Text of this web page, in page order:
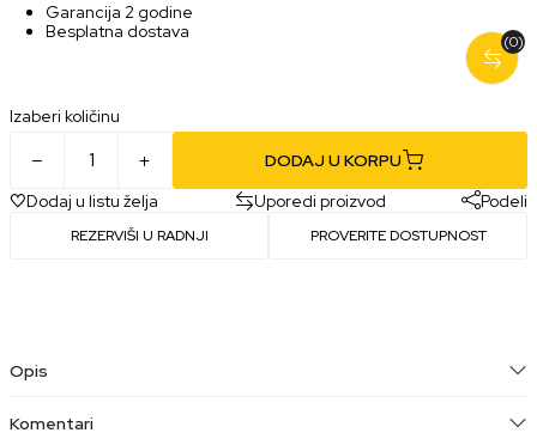
Garancija 2 godine
Besplatna dostava
Izaberi količinu
DODAJ U KORPU
Dodaj u listu želja
Uporedi proizvod Podeli
REZERVIŠI U RADNJI PROVERITE DOSTUPNOST
(0)
Opis
Komentari